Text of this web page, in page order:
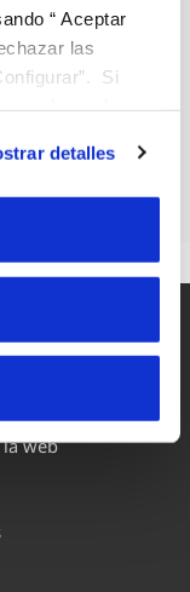
“ Aceptar
las
Si
funcione y que
consultar
Cookies
detalles
no alterar los
es
web